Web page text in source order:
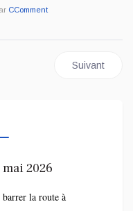
CComment
membres duArticle
Suivant
2026
la route à